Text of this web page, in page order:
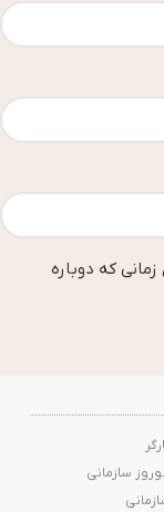
که دوباره
سازمانی